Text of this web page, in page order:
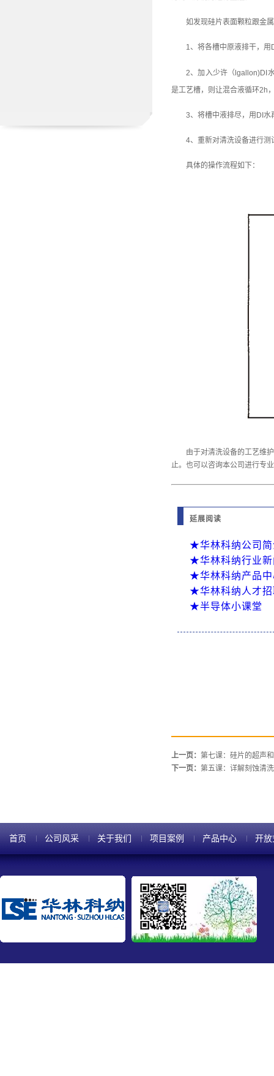
如发现硅片表面颗粒跟金
1、将各槽中原液排干，
2、加入少许（lgallon)DI
是工艺槽，则让混合液循环2h
3、将槽中液排尽，用DI
4、重新对清洗设备进行测
具体的操作流程如下：
由于对清洗设备的工艺维
止。也可以咨询本公司进行专
延展阅读
★华林科纳公司
★华林科纳行业
★华林科纳产品
★华林科纳人才
★半导体小课堂
上一页： 第七课：硅片的超声
下一页： 第五课：详解刻蚀清
首页 公司风采 关于我们 项目案例 产品中心 开放